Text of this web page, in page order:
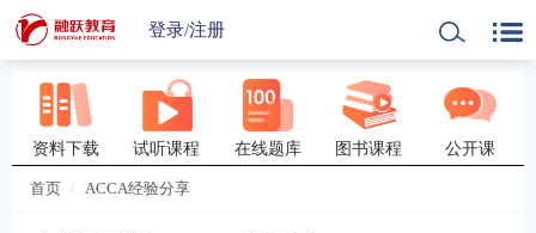
登录/注册
资料下载 试听课程 在线题库 图书课程 公开课
首页 ACCA经验分享